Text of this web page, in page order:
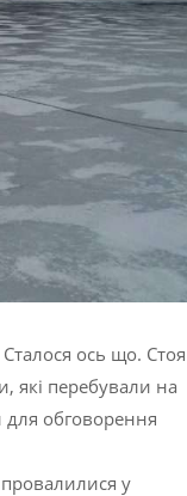
ось що.
які перебували на
для обговорення
у